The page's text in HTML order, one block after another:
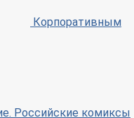
Корпоративным
Российские комиксы